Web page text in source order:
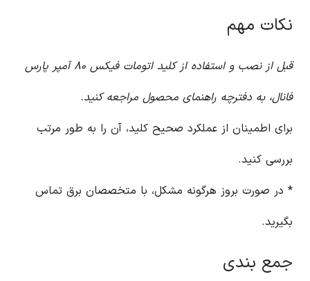
نکات مهم
قبل از نصب و استفاده از کلید اتومات فیکس ۸۰ آمپر پارس
فانال، به دفترچه راهنمای محصول مراجعه کنید.
برای اطمینان از عملکرد صحیح کلید، آن را به طور مرتب
بررسی کنید.
* در صورت بروز هرگونه مشکل، با متخصصان برق تماس
بگیرید.
جمع بندی